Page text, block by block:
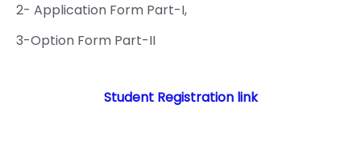
2- Application Form Part-I,
3-Option Form Part-II
Student Registration link